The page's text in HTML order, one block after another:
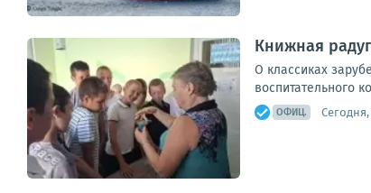
Книжная
О классиках
воспитательного
ОФИЦ. Сегодня,